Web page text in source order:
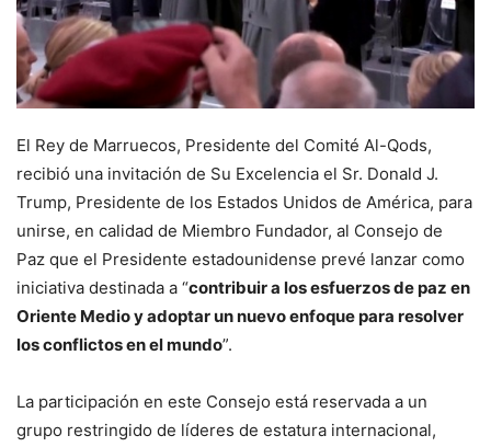
El Rey de Marruecos, Presidente del Comité Al-Qods,
recibió una invitación de Su Excelencia el Sr. Donald J.
Trump, Presidente de los Estados Unidos de América, para
unirse, en calidad de Miembro Fundador, al Consejo de
Paz que el Presidente estadounidense prevé lanzar como
iniciativa destinada a “contribuir a los esfuerzos de paz en
Oriente Medio y adoptar un nuevo enfoque para resolver
los conflictos en el mundo”.
La participación en este Consejo está reservada a un
grupo restringido de líderes de estatura internacional,